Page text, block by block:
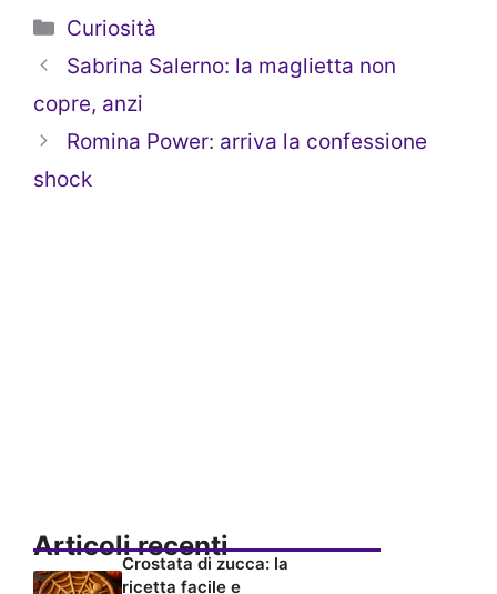
Categorie
Curiosità
Sabrina Salerno: la maglietta non
copre, anzi
Romina Power: arriva la confessione
shock
Articoli recenti
Crostata di zucca: la
ricetta facile e